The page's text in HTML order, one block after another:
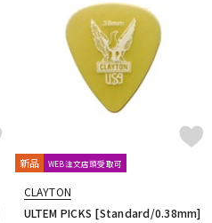
楽器アクセサリ
ヴィンテージ
新品 WEB注文店頭受取可
CLAYTON
ULTEM PICKS [Standard/0.38mm]